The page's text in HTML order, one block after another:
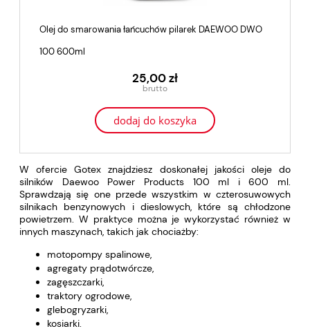
Olej do smarowania łańcuchów pilarek DAEWOO DWO
100 600ml
25,00 zł
dodaj do koszyka
W ofercie Gotex znajdziesz doskonałej jakości oleje do
silników Daewoo Power Products 100 ml i 600 ml.
Sprawdzają się one przede wszystkim w czterosuwowych
silnikach benzynowych i dieslowych, które są chłodzone
powietrzem. W praktyce można je wykorzystać również w
innych maszynach, takich jak chociażby:
motopompy spalinowe,
agregaty prądotwórcze,
zagęszczarki,
traktory ogrodowe,
glebogryzarki,
kosiarki.